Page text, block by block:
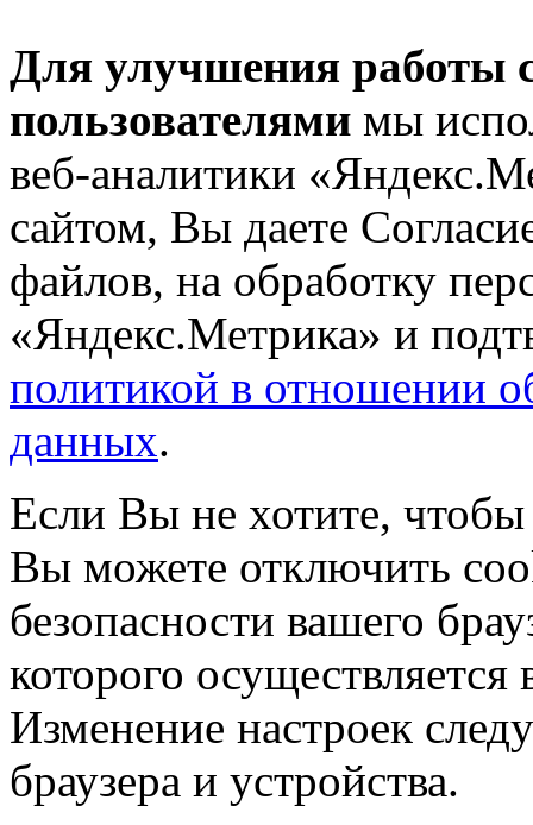
Для улучшения работы
пользователями мы
веб-аналитики
сайтом, Вы даете
файлов, на обработку
«Яндекс.Метрика» и
политикой в отношении
данных.
Если Вы не хотите,
Вы можете отключить
безопасности вашего
которого
Изменение настроек
браузера и устройства.